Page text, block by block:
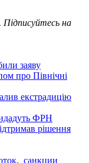
Підписуйтесь на
заяву
про Північні
екстрадицію
ФРН
рішення
, санкции